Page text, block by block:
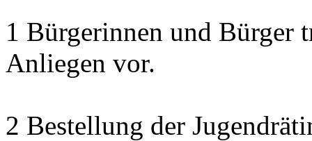
1 Bürgerinnen und Bürger
Anliegen vor.
2 Bestellung der